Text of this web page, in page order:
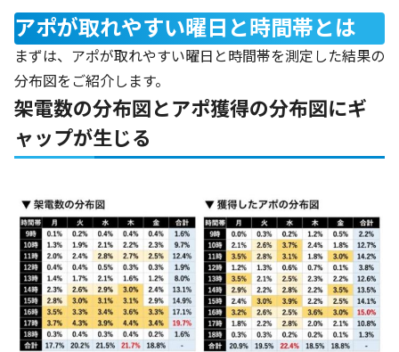
アポが取れやすい曜日と時間帯とは
まずは、アポが取れやすい曜日と時間帯を測定した結果の
分布図をご紹介します。
架電数の分布図とアポ獲得の分布図にギ
ャップが生じる